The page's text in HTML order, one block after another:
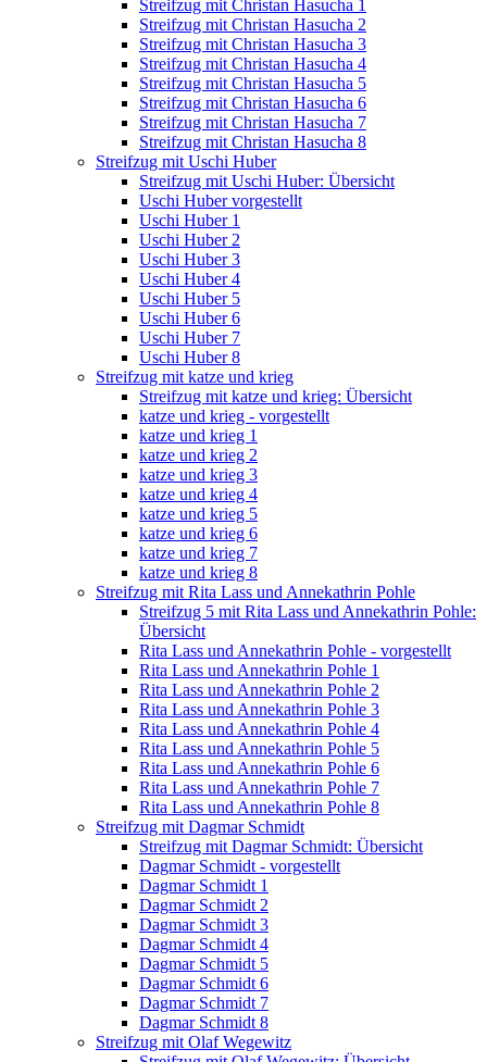
Streifzug mit Christan Hasucha 1
Streifzug mit Christan Hasucha 2
Streifzug mit Christan Hasucha 3
Streifzug mit Christan Hasucha 4
Streifzug mit Christan Hasucha 5
Streifzug mit Christan Hasucha 6
Streifzug mit Christan Hasucha 7
Streifzug mit Christan Hasucha 8
Streifzug mit Uschi Huber
Streifzug mit Uschi Huber: Übersicht
Uschi Huber vorgestellt
Uschi Huber 1
Uschi Huber 2
Uschi Huber 3
Uschi Huber 4
Uschi Huber 5
Uschi Huber 6
Uschi Huber 7
Uschi Huber 8
Streifzug mit katze und krieg
Streifzug mit katze und krieg: Übersicht
katze und krieg - vorgestellt
katze und krieg 1
katze und krieg 2
katze und krieg 3
katze und krieg 4
katze und krieg 5
katze und krieg 6
katze und krieg 7
katze und krieg 8
Streifzug mit Rita Lass und Annekathrin Pohle
Streifzug 5 mit Rita Lass und Annekathrin Pohle:
Übersicht
Rita Lass und Annekathrin Pohle - vorgestellt
Rita Lass und Annekathrin Pohle 1
Rita Lass und Annekathrin Pohle 2
Rita Lass und Annekathrin Pohle 3
Rita Lass und Annekathrin Pohle 4
Rita Lass und Annekathrin Pohle 5
Rita Lass und Annekathrin Pohle 6
Rita Lass und Annekathrin Pohle 7
Rita Lass und Annekathrin Pohle 8
Streifzug mit Dagmar Schmidt
Streifzug mit Dagmar Schmidt: Übersicht
Dagmar Schmidt - vorgestellt
Dagmar Schmidt 1
Dagmar Schmidt 2
Dagmar Schmidt 3
Dagmar Schmidt 4
Dagmar Schmidt 5
Dagmar Schmidt 6
Dagmar Schmidt 7
Dagmar Schmidt 8
Streifzug mit Olaf Wegewitz